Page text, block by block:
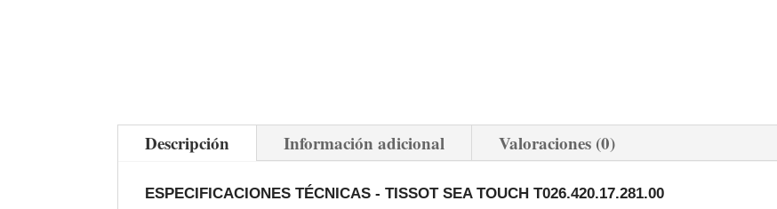
Descripción Información adicional Valoraciones (0)
ESPECIFICACIONES TÉCNICAS - TISSOT SEA TOUCH T026.420.17.281.00